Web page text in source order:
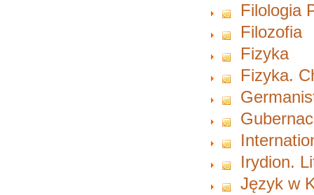
Filologia
Filozofia
Fizyka
Fizyka.
Irydion.
Język w